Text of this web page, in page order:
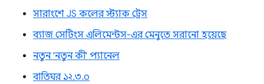
সারাংশে JS কলের স্ট্যাক ট্রেস
ব্যাজ সেটিংস এলিমেন্টস-এর মেনুতে সরানো হয়েছে
নতুন 'নতুন কী' প্যানেল
বাতিঘর ১২.৩.০